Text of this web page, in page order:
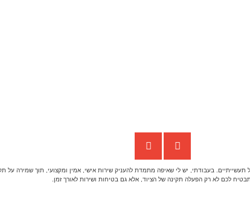
בעבודתי, יש לי שאיפה מתמדת להעניק שירות אישי, אמין ומקצועי, תוך שמירה על
לכם לא רק הפעלה תקינה של הציוד, אלא גם בטיחות ושירות לאורך זמן.